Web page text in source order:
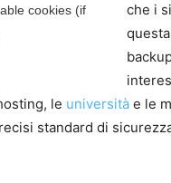
che i
le università e le
standard di